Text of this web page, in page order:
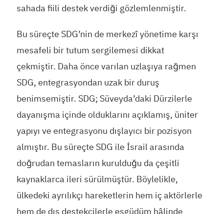
sahada fiili destek verdiği gözlemlenmiştir.
Bu süreçte SDG’nin de merkezî yönetime karşı
mesafeli bir tutum sergilemesi dikkat
çekmiştir. Daha önce varılan uzlaşıya rağmen
SDG, entegrasyondan uzak bir duruş
benimsemiştir. SDG; Süveyda’daki Dürzilerle
dayanışma içinde olduklarını açıklamış, üniter
yapıyı ve entegrasyonu dışlayıcı bir pozisyon
almıştır. Bu süreçte SDG ile İsrail arasında
doğrudan temasların kurulduğu da çeşitli
kaynaklarca ileri sürülmüştür. Böylelikle,
ülkedeki ayrılıkçı hareketlerin hem iç aktörlerle
hem de dış destekçilerle eşgüdüm hâlinde